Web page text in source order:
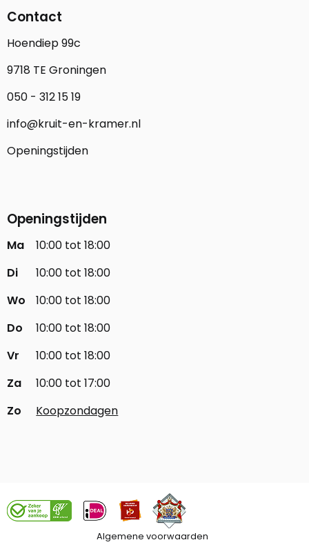
Contact
Hoendiep 99c
9718 TE Groningen
050 - 312 15 19
info@kruit-en-kramer.nl
Openingstijden
Openingstijden
Ma
10:00 tot 18:00
Di
10:00 tot 18:00
Wo
10:00 tot 18:00
Do
10:00 tot 18:00
Vr
10:00 tot 18:00
Za
10:00 tot 17:00
Zo
Koopzondagen
Algemene voorwaarden